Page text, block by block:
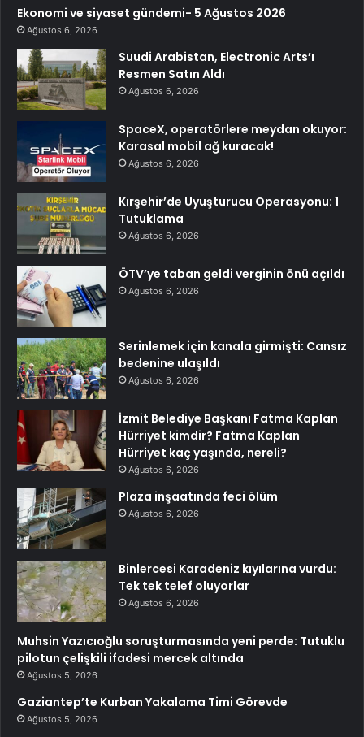
Ekonomi ve siyaset gündemi- 5 Ağustos 2026
Ağustos 6, 2026
Suudi Arabistan, Electronic Arts’ı
Resmen Satın Aldı
Ağustos 6, 2026
SpaceX, operatörlere meydan okuyor:
Karasal mobil ağ kuracak!
Ağustos 6, 2026
Kırşehir’de Uyuşturucu Operasyonu: 1
Tutuklama
Ağustos 6, 2026
ÖTV’ye taban geldi verginin önü açıldı
Ağustos 6, 2026
Serinlemek için kanala girmişti: Cansız
bedenine ulaşıldı
Ağustos 6, 2026
İzmit Belediye Başkanı Fatma Kaplan
Hürriyet kimdir? Fatma Kaplan
Hürriyet kaç yaşında, nereli?
Ağustos 6, 2026
Plaza inşaatında feci ölüm
Ağustos 6, 2026
Binlercesi Karadeniz kıyılarına vurdu:
Tek tek telef oluyorlar
Ağustos 6, 2026
Muhsin Yazıcıoğlu soruşturmasında yeni perde: Tutuklu
pilotun çelişkili ifadesi mercek altında
Ağustos 5, 2026
Gaziantep’te Kurban Yakalama Timi Görevde
Ağustos 5, 2026